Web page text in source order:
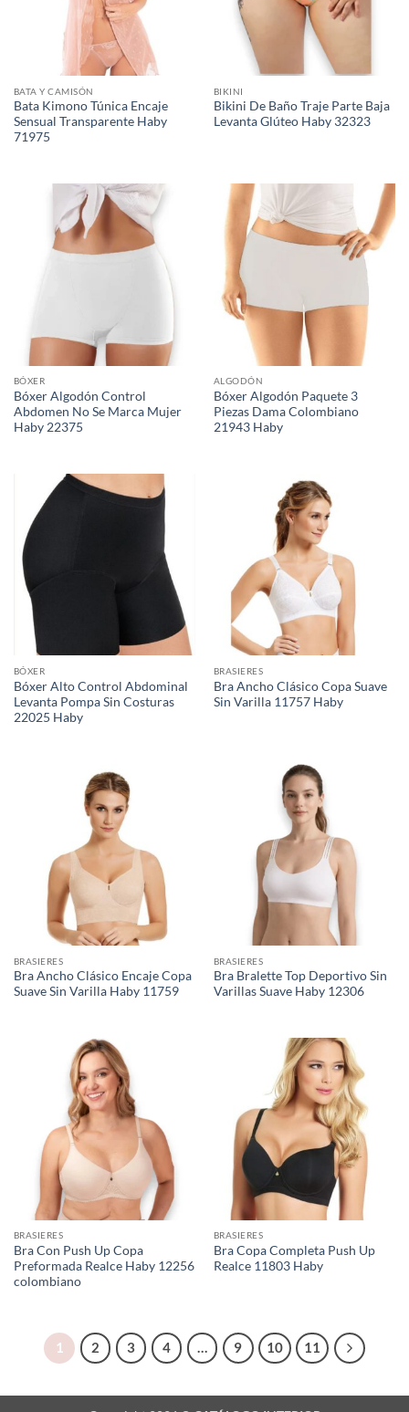
BATA Y CAMISÓN
Bata Kimono Túnica Encaje
Sensual Transparente Haby
71975
BIKINI
Bikini De Baño Traje Parte Baja
Levanta Glúteo Haby 32323
BÓXER
Bóxer Algodón Control
Abdomen No Se Marca Mujer
Haby 22375
ALGODÓN
Bóxer Algodón Paquete 3
Piezas Dama Colombiano
21943 Haby
BÓXER
Bóxer Alto Control Abdominal
Levanta Pompa Sin Costuras
22025 Haby
BRASIERES
Bra Ancho Clásico Copa Suave
Sin Varilla 11757 Haby
BRASIERES
Bra Ancho Clásico Encaje Copa
Suave Sin Varilla Haby 11759
BRASIERES
Bra Bralette Top Deportivo Sin
Varillas Suave Haby 12306
BRASIERES
Bra Con Push Up Copa
Preformada Realce Haby 12256
colombiano
BRASIERES
Bra Copa Completa Push Up
Realce 11803 Haby
1 2 3 4 … 9 10 11